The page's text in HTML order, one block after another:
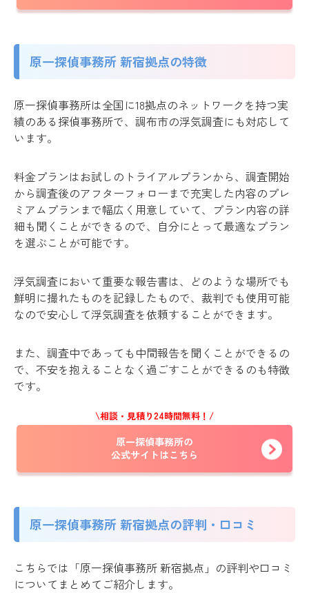
原一探偵事務所 新宿拠点の特徴
原一探偵事務所は全国に18拠点のネットワークを持つ実
績のある探偵事務所で、調布市の浮気調査にも対応して
います。
料金プランはお試しのトライアルプランから、調査開始
から調査後のアフターフォローまで充実した内容のプレ
ミアムプランまで幅広く用意していて、プラン内容の詳
細も聞くことができるので、自分にとって最適なプラン
を選ぶことが可能です。
浮気調査において重要な報告書は、どのような場所でも
鮮明に撮れたものを記録したもので、裁判でも使用可能
なので安心して浮気調査を依頼することができます。
また、調査中であっても中間報告を聞くことができるの
で、不安を抱えることなく過ごすことができるのも特徴
です。
\相談・見積り24時間無料！/
原一探偵事務所の
公式サイトはこちら
原一探偵事務所 新宿拠点の評判・口コミ
こちらでは「原一探偵事務所 新宿拠点」の評判や口コミ
についてまとめてご紹介します。